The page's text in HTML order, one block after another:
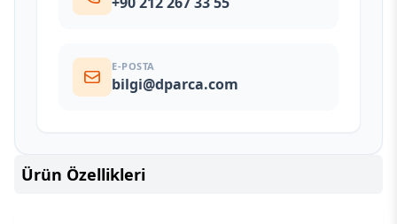
E-POSTA
bilgi@dparca.com
Ürün Özellikleri